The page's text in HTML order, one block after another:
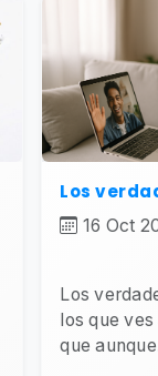
Los
16 Oct
Los
los que ves
que